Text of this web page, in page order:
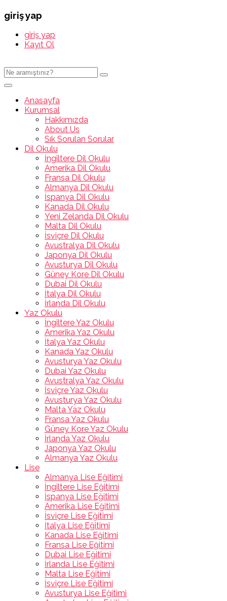
giriş yap
giriş yap
Kayıt Ol
Anasayfa
Kurumsal
Hakkımızda
About Us
Sık Sorulan Sorular
Dil Okulu
İngiltere Dil Okulu
Amerika Dil Okulu
Fransa Dil Okulu
Almanya Dil Okulu
İspanya Dil Okulu
Kanada Dil Okulu
Yeni Zelanda Dil Okulu
Malta Dil Okulu
İsviçre Dil Okulu
Avustralya Dil Okulu
Japonya Dil Okulu
Avusturya Dil Okulu
Güney Kore Dil Okulu
Dubai Dil Okulu
İtalya Dil Okulu
İrlanda Dil Okulu
Yaz Okulu
İngiltere Yaz Okulu
Amerika Yaz Okulu
İtalya Yaz Okulu
Kanada Yaz Okulu
Avusturya Yaz Okulu
Dubai Yaz Okulu
Avustralya Yaz Okulu
İsviçre Yaz Okulu
Avusturya Yaz Okulu
Malta Yaz Okulu
Fransa Yaz Okulu
Güney Kore Yaz Okulu
İrlanda Yaz Okulu
Japonya Yaz Okulu
Almanya Yaz Okulu
Lise
Almanya Lise Eğitimi
İngiltere Lise Eğitimi
İspanya Lise Eğitimi
Amerika Lise Eğitimi
İsviçre Lise Eğitimi
İtalya Lise Eğitimi
Kanada Lise Eğitimi
Fransa Lise Eğitimi
Dubai Lise Eğitimi
İrlanda Lise Eğitimi
Malta Lise Eğitimi
İsviçre Lise Eğitimi
Avusturya Lise Eğitimi